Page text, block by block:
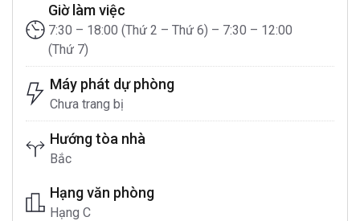
Giờ làm việc
7:30 – 18:00 (Thứ 2 – Thứ 6) – 7:30 – 12:00
(Thứ 7)
Máy phát dự phòng
Chưa trang bị
Hướng tòa nhà
Bắc
Hạng văn phòng
Hạng C